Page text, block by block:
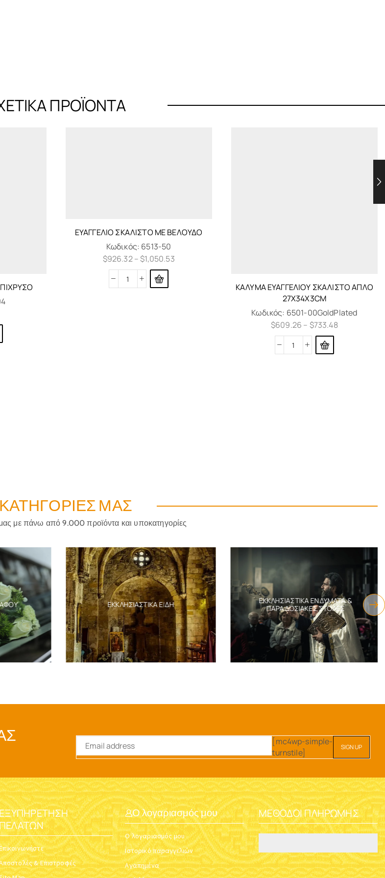
ΠΡΟΪΌΝΤΑ
ΕΥΑΓΓΈΛΙΟ ΣΚΑΛΙΣΤΌ ΜΕ ΒΕΛΟΎΔΟ
Κωδικός: 6513-50
$926.32–$1,050.53
ΚΆΛΥΜΑ ΕΥΑΓΓΕΛΊΟΥ ΣΚΑΛΙΣΤΌ ΑΠΛΌ
27X34X3CM
Κωδικός: 6501-00GoldPlated
$609.26 – $733.48
ΜΑΣ
μας με πάνω από 9.000 προϊόντα και υποκατηγορίες
ΕΚΚΛΗΣΙΑΣΤΙΚΆ ΕΊΔΗ
ΕΚΚΛΗΣΙΑΣΤΙΚΆ ΕΝΔΎΜΑΤΑ &
ΠΑΡΑΔΟΣΙΑΚΈΣ ΣΤΟΛΈΣ
[mc4wp-simple-
turnstile]
& Επιστροφές
Ο λογαριασμός μου
Ο λογαριασμός μου
Ιστορικό παραγγελιών
Αγαπημένα
ΜΈΘΟΔΟΙ ΠΛΗΡΩΜΉΣ